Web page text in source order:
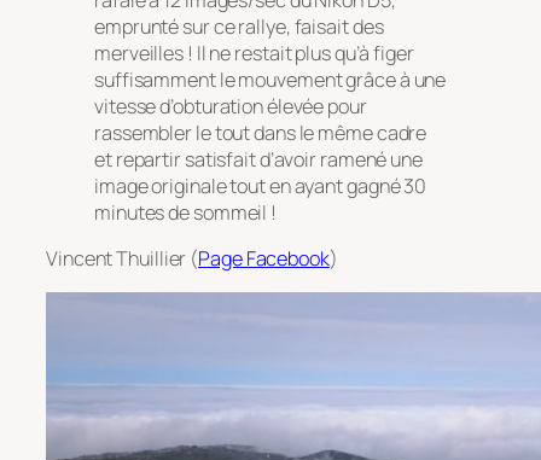
emprunté sur ce rallye, faisait des
merveilles ! Il ne restait plus qu’à figer
suffisamment le mouvement grâce à une
vitesse d’obturation élevée pour
rassembler le tout dans le même cadre
et repartir satisfait d’avoir ramené une
image originale tout en ayant gagné 30
minutes de sommeil !
Vincent Thuillier (Page Facebook)